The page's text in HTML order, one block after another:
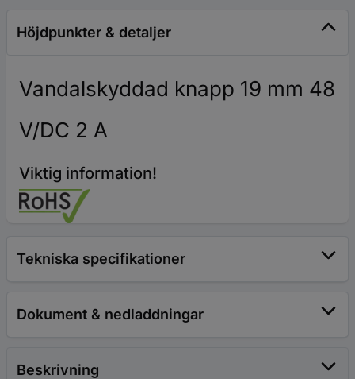
Höjdpunkter & detaljer
Vandalskyddad knapp 19 mm 48
V/DC 2 A
Viktig information!
Tekniska specifikationer
Dokument & nedladdningar
Beskrivning